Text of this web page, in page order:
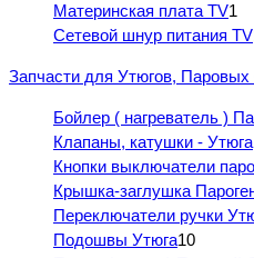
Материнская плата TV1
Сетевой шнур питания TV
Запчасти для Утюгов,
Бойлер ( нагреватель )
Клапаны, катушки -
Кнопки выключатели
Крышка-заглушка
Переключатели ручки
Подошвы Утюга10